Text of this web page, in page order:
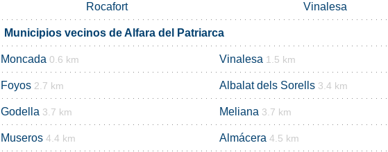
Rocafort Vinalesa
Municipios vecinos de Alfara del Patriarca
Moncada 0.6 km Vinalesa 1.5 km
Foyos 2.7 km Albalat dels Sorells 3.4 km
Godella 3.7 km Meliana 3.7 km
Museros 4.4 km Almácera 4.5 km